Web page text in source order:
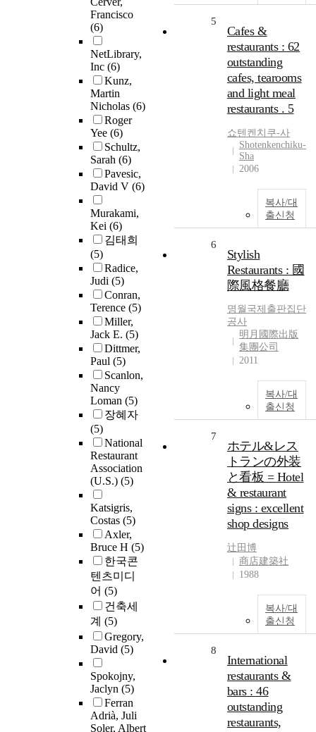
Francisco
(6)
NetLibrary,
Inc (6)
Kunz,
Martin
Nicholas (6)
Roger
Yee (6)
Schultz,
Sarah (6)
Pavesic,
David V (6)
Murakami,
Kei (6)
김태희
(5)
Radice,
Judi (5)
Conran,
Terence (5)
Miller,
Jack E. (5)
Dittmer,
Paul (5)
Scanlon,
Nancy
Loman (5)
장혜자
(5)
National
Restaurant
Association
(U.S.) (5)
Katsigris,
Costas (5)
Axler,
Bruce H (5)
한국콘
텐츠미디
어 (5)
건축세
계 (5)
Gregory,
David (5)
Spokojny,
Jaclyn (5)
Ferran
Adrià, Juli
Soler, Albert
5
Cafes &
restaurants : 62
outstanding
cafes, tearooms
and light meal
restaurants . 5
쇼텐켄치쿠-사
Shotenkenchiku-
Sha
2006
복사/대
출신청
6
Stylish
Restaurants : 國
際風格餐廳
명월국제출판집단
공사
明月國際出版
集團公司
2011
복사/대
출신청
7
ホテル&レス
トランの外装
と看板 = Hotel
& restaurant
signs : excellent
shop designs
辻田博
商店建築社
1988
복사/대
출신청
8
International
restaurants &
bars : 46
outstanding
restaurants,